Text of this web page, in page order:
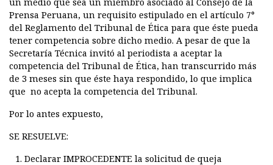
Prensa Peruana, un requisito estipulado en el artículo 7°
del Reglamento del Tribunal de Ética para que éste pueda
tener competencia sobre dicho medio. A pesar de que la
Secretaría Técnica invitó al periodista a aceptar la
competencia del Tribunal de Ética, han transcurrido más
de 3 meses sin que éste haya respondido, lo que implica
que no acepta la competencia del Tribunal.
Por lo antes expuesto,
SE RESUELVE:
Declarar IMPROCEDENTE la solicitud de queja